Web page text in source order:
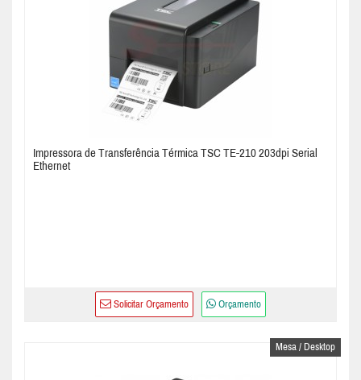
Impressora de Transferência Térmica TSC TE-210 203dpi Serial
Ethernet
Solicitar Orçamento Orçamento
Mesa / Desktop